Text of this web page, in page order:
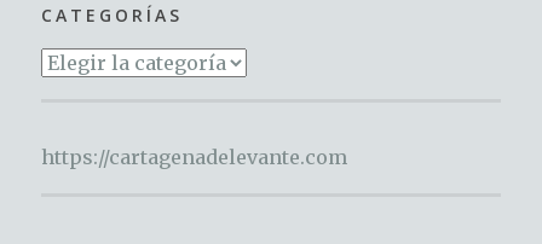
CATEGORÍAS
Categorías
https://cartagenadelevante.com